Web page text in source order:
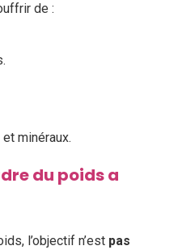
de :
minéraux.
du poids a
l’objectif n’est pas